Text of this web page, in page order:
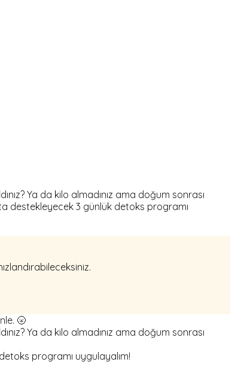
Ya da kilo almadınız ama doğum sonrası
destekleyecek 3 günlük detoks programı
🌝
Ya da kilo almadınız ama doğum sonrası
programı uygulayalım!